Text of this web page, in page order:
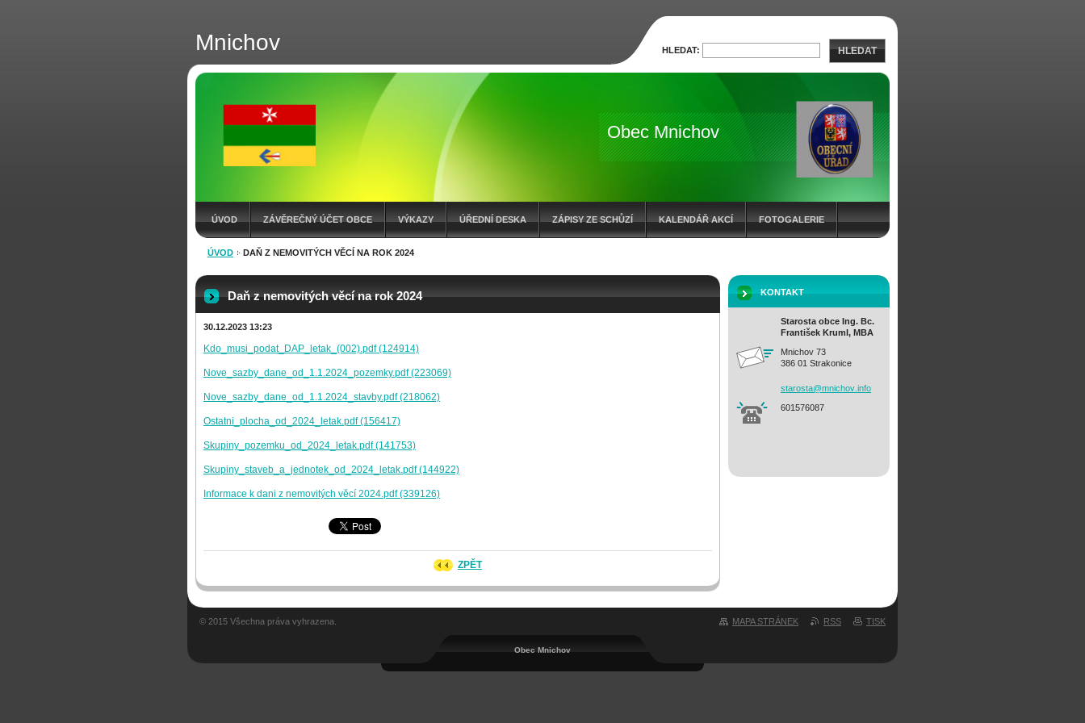
Mnichov
Obec Mnichov
ÚVOD ZÁVĚREČNÝ ÚČET OBCE VÝKAZY ÚŘEDNÍ DESKA ZÁPISY ZE SCHŮZÍ KALENDÁŘ AKCÍ FOTOGALERIE
KONTAKT VÝKAZY ROZPOČTOVÁ OPATŘENÍ
ÚVOD DAŇ Z NEMOVITÝCH VĚCÍ NA ROK 2024
Daň z nemovitých věcí na rok 2024
30.12.2023 13:23
Kdo_musi_podat_DAP_letak_(002).pdf (124914)
Nove_sazby_dane_od_1.1.2024_pozemky.pdf (223069)
Nove_sazby_dane_od_1.1.2024_stavby.pdf (218062)
Ostatni_plocha_od_2024_letak.pdf (156417)
Skupiny_pozemku_od_2024_letak.pdf (141753)
Skupiny_staveb_a_jednotek_od_2024_letak.pdf (144922)
Informace k dani z nemovitých věcí 2024.pdf (339126)
ZPĚT
KONTAKT
Starosta obce Ing. Bc.
František Kruml, MBA
Mnichov 73
386 01 Strakonice
starosta@mnichov .info
601576087
HLEDAT: HLEDAT
MAPA STRÁNEK RSS TISK
© 2015 Všechna práva vyhrazena.
Obec Mnichov